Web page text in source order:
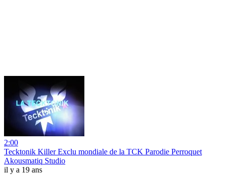
2:00
Tecktonik Killer Exclu mondiale de la TCK Parodie Perroquet
Akousmatiq Studio
il y a 19 ans